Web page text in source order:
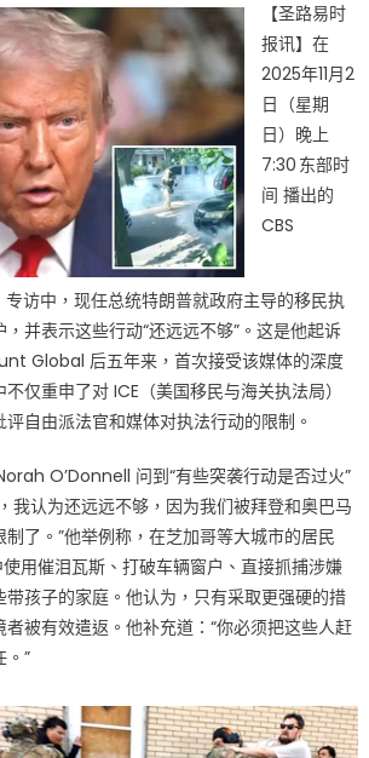
朗
普
称
ICE
突
袭
行
动
“还
远
不
够”，
重
申
最
强
移
民
立
场：
非
境
者
【圣路易时
报讯】在
2025年11月2
日（星期
日）晚上
7:30 东部时
间 播出的
CBS
访中，现任总统特朗普就政府主导的移民执
并表示这些行动“还远远不够”。这是他起诉
Global 后五年来，首次接受该媒体的深度
仅重申了对 ICE（美国移民与海关执法局）
自由派法官和媒体对执法行动的限制。
O’Donnell 问到“有些突袭行动是否过火”
我认为还远远不够，因为我们被拜登和奥巴马
了。”他举例称，在芝加哥等大城市的居民
用催泪瓦斯、打破车辆窗户、直接抓捕涉嫌
孩子的家庭。他认为，只有采取更强硬的措
被有效遣返。他补充道：“你必须把这些人赶
。”